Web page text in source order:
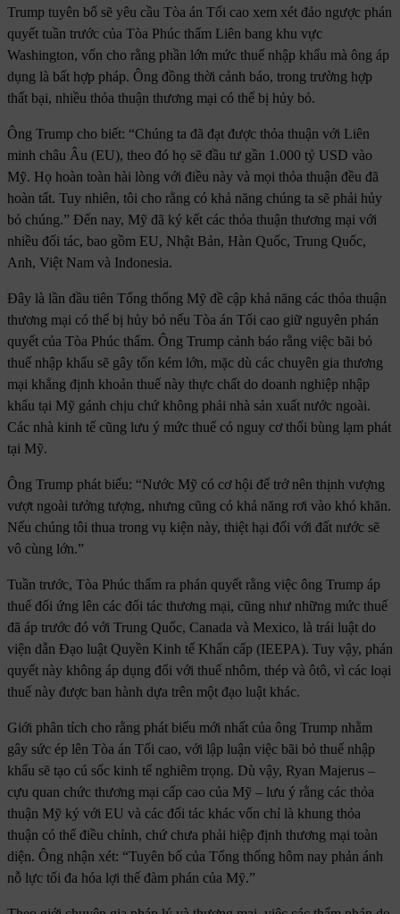
Trump tuyên bố sẽ yêu cầu Tòa án Tối cao xem xét đảo ngược phán
quyết tuần trước của Tòa Phúc thẩm Liên bang khu vực
Washington, vốn cho rằng phần lớn mức thuế nhập khẩu mà ông áp
dụng là bất hợp pháp. Ông đồng thời cảnh báo, trong trường hợp
thất bại, nhiều thỏa thuận thương mại có thể bị hủy bỏ.
Ông Trump cho biết: “Chúng ta đã đạt được thỏa thuận với Liên
minh châu Âu (EU), theo đó họ sẽ đầu tư gần 1.000 tỷ USD vào
Mỹ. Họ hoàn toàn hài lòng với điều này và mọi thỏa thuận đều đã
hoàn tất. Tuy nhiên, tôi cho rằng có khả năng chúng ta sẽ phải hủy
bỏ chúng.” Đến nay, Mỹ đã ký kết các thỏa thuận thương mại với
nhiều đối tác, bao gồm EU, Nhật Bản, Hàn Quốc, Trung Quốc,
Anh, Việt Nam và Indonesia.
Đây là lần đầu tiên Tổng thống Mỹ đề cập khả năng các thỏa thuận
thương mại có thể bị hủy bỏ nếu Tòa án Tối cao giữ nguyên phán
quyết của Tòa Phúc thẩm. Ông Trump cảnh báo rằng việc bãi bỏ
thuế nhập khẩu sẽ gây tốn kém lớn, mặc dù các chuyên gia thương
mại khẳng định khoản thuế này thực chất do doanh nghiệp nhập
khẩu tại Mỹ gánh chịu chứ không phải nhà sản xuất nước ngoài.
Các nhà kinh tế cũng lưu ý mức thuế có nguy cơ thổi bùng lạm phát
tại Mỹ.
Ông Trump phát biểu: “Nước Mỹ có cơ hội để trở nên thịnh vượng
vượt ngoài tưởng tượng, nhưng cũng có khả năng rơi vào khó khăn.
Nếu chúng tôi thua trong vụ kiện này, thiệt hại đối với đất nước sẽ
vô cùng lớn.”
Tuần trước, Tòa Phúc thẩm ra phán quyết rằng việc ông Trump áp
thuế đối ứng lên các đối tác thương mại, cũng như những mức thuế
đã áp trước đó với Trung Quốc, Canada và Mexico, là trái luật do
viện dẫn Đạo luật Quyền Kinh tế Khẩn cấp (IEEPA). Tuy vậy, phán
quyết này không áp dụng đối với thuế nhôm, thép và ôtô, vì các loại
thuế này được ban hành dựa trên một đạo luật khác.
Giới phân tích cho rằng phát biểu mới nhất của ông Trump nhằm
gây sức ép lên Tòa án Tối cao, với lập luận việc bãi bỏ thuế nhập
khẩu sẽ tạo cú sốc kinh tế nghiêm trọng. Dù vậy, Ryan Majerus –
cựu quan chức thương mại cấp cao của Mỹ – lưu ý rằng các thỏa
thuận Mỹ ký với EU và các đối tác khác vốn chỉ là khung thỏa
thuận có thể điều chỉnh, chứ chưa phải hiệp định thương mại toàn
diện. Ông nhận xét: “Tuyên bố của Tổng thống hôm nay phản ánh
nỗ lực tối đa hóa lợi thế đàm phán của Mỹ.”